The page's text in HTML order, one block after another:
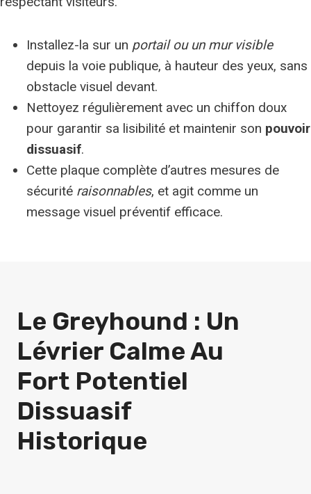
Installez-la sur un portail ou un mur visible
depuis la voie publique, à hauteur des yeux, sans
obstacle visuel devant.
Nettoyez régulièrement avec un chiffon doux
pour garantir sa lisibilité et maintenir son pouvoir
dissuasif.
Cette plaque complète d’autres mesures de
sécurité raisonnables, et agit comme un
message visuel préventif efficace.
Le Greyhound : Un
Lévrier Calme Au
Fort Potentiel
Dissuasif
Historique